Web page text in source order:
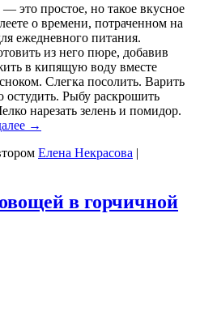
это простое, но такое вкусное
о времени, потраченном на
ежедневного питания.
из него пюре, добавив
в кипящую воду вместе
Слегка посолить. Варить
Рыбу раскрошить
нарезать зелень и помидор.
→
Елена Некрасова |
в горчичной